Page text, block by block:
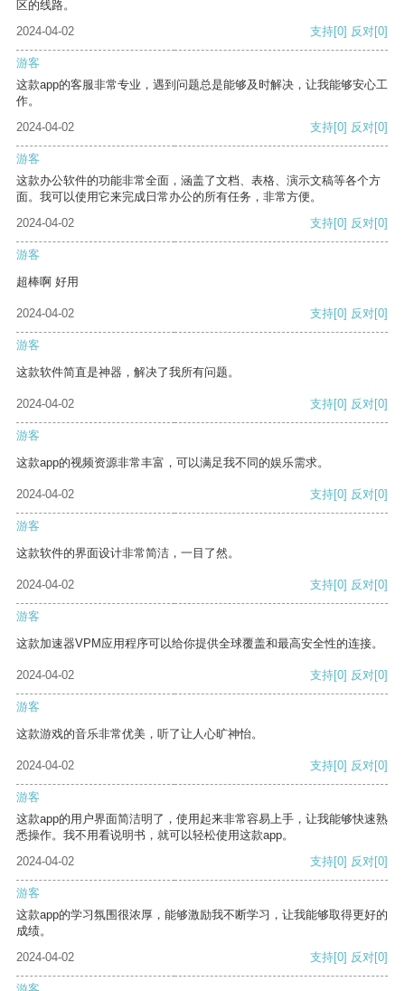
区的线路。
2024-04-02
支持[0] 反对[0]
游客
这款app的客服非常专业，遇到问题总是能够及时解决，让我能够安心工
作。
2024-04-02
支持[0] 反对[0]
游客
这款办公软件的功能非常全面，涵盖了文档、表格、演示文稿等各个方
面。我可以使用它来完成日常办公的所有任务，非常方便。
2024-04-02
支持[0] 反对[0]
游客
超棒啊 好用
2024-04-02 支持[0] 反对[0]
游客
这款软件简直是神器，解决了我所有问题。
2024-04-02 支持[0] 反对[0]
游客
这款app的视频资源非常丰富，可以满足我不同的娱乐需求。
2024-04-02 支持[0] 反对[0]
游客
这款软件的界面设计非常简洁，一目了然。
2024-04-02 支持[0] 反对[0]
游客
这款加速器VPM应用程序可以给你提供全球覆盖和最高安全性的连接。
2024-04-02 支持[0] 反对[0]
游客
这款游戏的音乐非常优美，听了让人心旷神怡。
2024-04-02 支持[0] 反对[0]
游客
这款app的用户界面简洁明了，使用起来非常容易上手，让我能够快速熟
悉操作。我不用看说明书，就可以轻松使用这款app。
2024-04-02
支持[0] 反对[0]
游客
这款app的学习氛围很浓厚，能够激励我不断学习，让我能够取得更好的
成绩。
2024-04-02
支持[0] 反对[0]